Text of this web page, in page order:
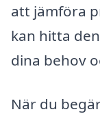
att jämföra
kan hitta
dina behov
När du